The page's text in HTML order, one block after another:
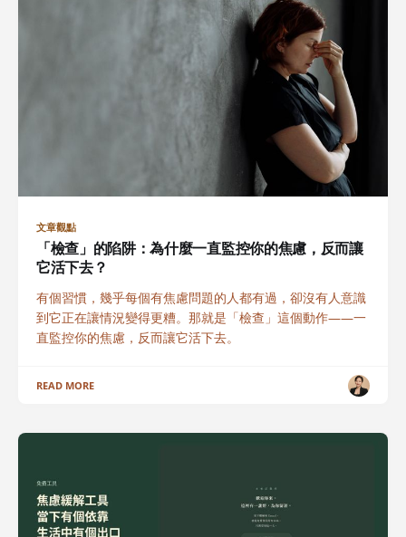
文章觀點
「檢查」的陷阱：為什麼一直監控你的焦慮，反而讓
它活下去？
有個習慣，幾乎每個有焦慮問題的人都有過，卻沒有人意識
到它正在讓情況變得更糟。那就是「檢查」這個動作——一
直監控你的焦慮，反而讓它活下去。
READ MORE